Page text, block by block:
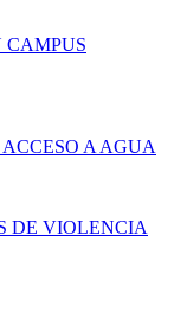
CAMPUS
A AGUA
DE VIOLENCIA